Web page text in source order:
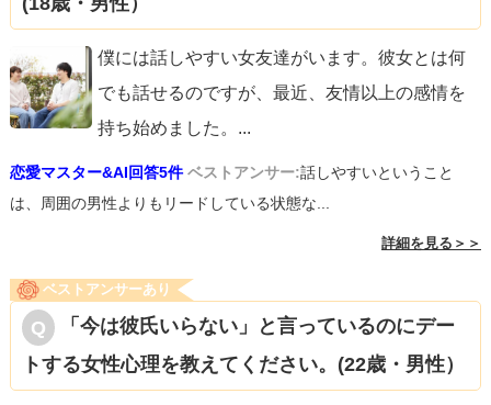
僕には話しやすい女友達がいます。彼女とは何
でも話せるのですが、最近、友情以上の感情を
持ち始めました。 ...
恋愛マスター&AI回答5件 ベストアンサー:話しやすいということ
は、周囲の男性よりもリードしている状態な...
詳細を見る＞＞
ベストアンサーあり
「今は彼氏いらない」と言っているのにデー
トする女性心理を教えてください。(22歳・男性）